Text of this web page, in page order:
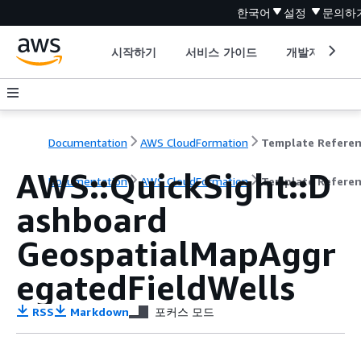
한국어 설정 문의하
시작하기 서비스 가이드 개발자 도구
Documentation AWS CloudFormation Template
Documentation AWS CloudFormation Template
AWS::QuickSight::D
ashboard
GeospatialMapAggr
egatedFieldWells
RSS Markdown 포커스 모드